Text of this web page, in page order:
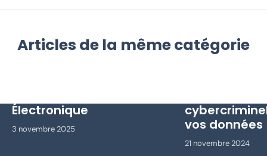
Articles de la même catégorie
Électronique
3 novembre 2025
vos données
21 novembre 2024